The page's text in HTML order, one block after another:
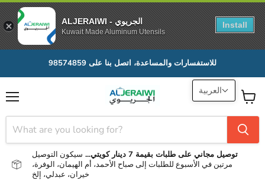
العربية
للاستفسارات والمساعدة، اتصل بنا على 98574859
توصيل مجاني على طلبات بقيمة 7 دينار كويتي...
سيكون التوصيل
مرتين في الأسبوع للطلبات إلى صباح الأحمد، أم الهيمان، الوفرة،
خيران، عبدلي، إلخ
View
cart
ALJERAIWI - الجريوي
Kuwait Made Aluminum Utensils
Install